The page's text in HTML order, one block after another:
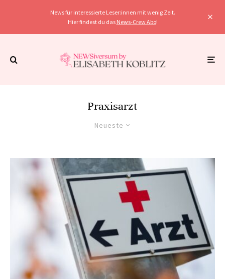
News für interessierte Leser:innen mit wenig Zeit.
Hier findest du das News-Crew Abo!
Praxisarzt
Neueste